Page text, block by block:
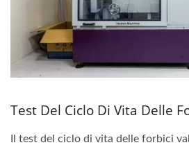
Test Del Ciclo Di Vita Delle
Il test del ciclo di vita delle forbici